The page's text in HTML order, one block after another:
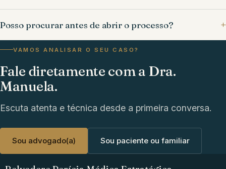
Posso procurar antes de abrir o processo?
VAMOS ANALISAR O SEU CASO?
Fale diretamente com a Dra.
Manuela.
Escuta atenta e técnica desde a primeira conversa.
Sou advogado(a) Sou paciente ou familiar